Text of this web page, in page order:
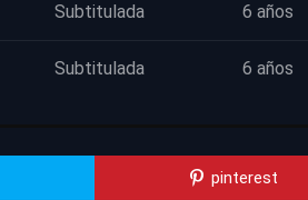
Subtitulada 6 años
Subtitulada 6 años
pinterest